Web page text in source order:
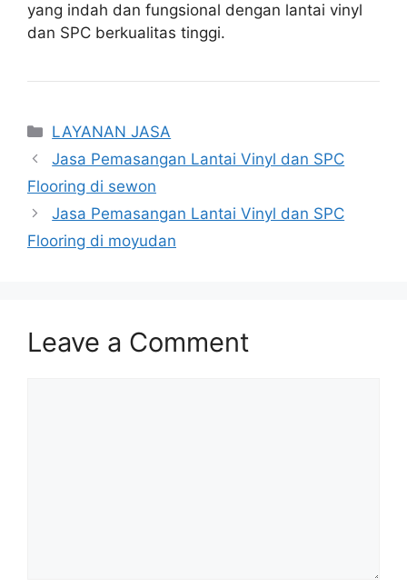
yang indah dan fungsional dengan lantai vinyl
dan SPC berkualitas tinggi.
Categories
LAYANAN JASA
Jasa Pemasangan Lantai Vinyl dan SPC
Flooring di sewon
Jasa Pemasangan Lantai Vinyl dan SPC
Flooring di moyudan
Leave a Comment